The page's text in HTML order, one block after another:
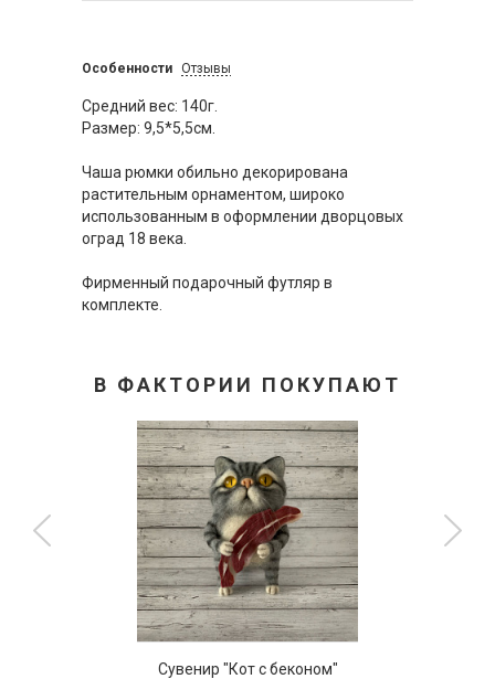
Особенности Отзывы
Средний вес: 140г.
Размер: 9,5*5,5см.
Чаша рюмки обильно декорирована
растительным орнаментом, широко
использованным в оформлении дворцовых
оград 18 века.
Фирменный подарочный футляр в
комплекте.
В ФАКТОРИИ ПОКУПАЮТ